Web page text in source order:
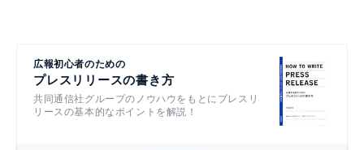
広報初心者のための
プレスリリースの書き方
共同通信社グループのノウハウをもとにプレスリ
リースの基本的なポイントを解説！